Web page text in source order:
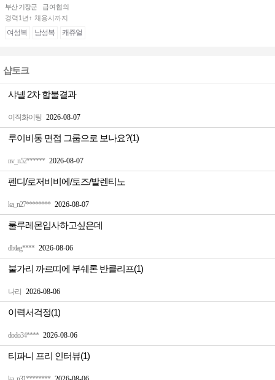
부산 기장군
급여협의
경력1년↑ 채용시까지
여성복 남성복 캐쥬얼
샵토크
이직화이팅 2026-08-07
샤넬 2차 합불결과
nv_n52****** 2026-08-07
루이비통 면접 그룹으로 보나요?(1)
ka_n27******** 2026-08-07
펜디/로저비비에/토즈/발렌티노
dbtlag**** 2026-08-06
룰루레몬입사하고싶은데
나리 2026-08-06
불가리 까르띠에 부쉐론 반클리프(1)
dodo34**** 2026-08-06
이력서걱정(1)
티파니 프리 인터뷰(1)